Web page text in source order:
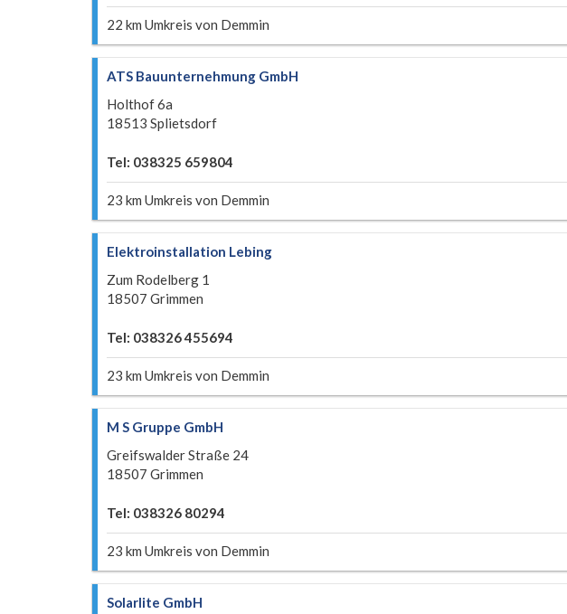
22 km Umkreis von Demmin
ATS Bauunternehmung GmbH
Holthof 6a
18513 Splietsdorf
Tel: 038325 659804
23 km Umkreis von Demmin
Elektroinstallation Lebing
Zum Rodelberg 1
18507 Grimmen
Tel: 038326 455694
23 km Umkreis von Demmin
M S Gruppe GmbH
Greifswalder Straße 24
18507 Grimmen
Tel: 038326 80294
23 km Umkreis von Demmin
Solarlite GmbH